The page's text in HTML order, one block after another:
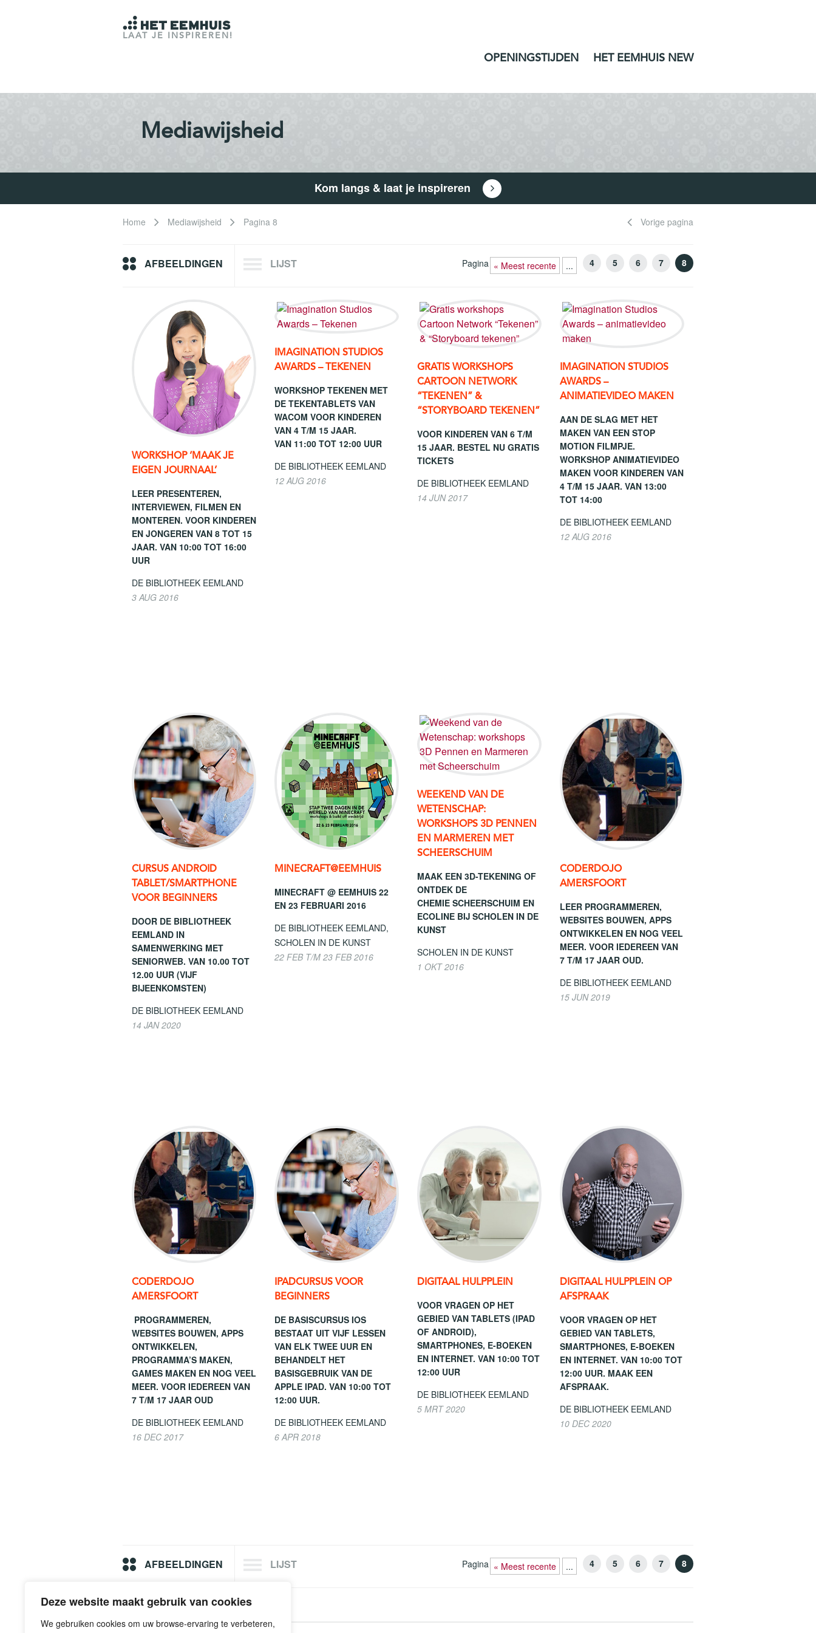
Deze website maakt gebruik van cookies
We gebruiken cookies om uw browse-ervaring te verbeteren,
LAAT JE INSPIREREN!
OPENINGSTIJDEN HET EEMHUIS NEW
Mediawijsheid
Kom langs & laat je inspireren
Home Mediawijsheid Pagina 8 Vorige pagina
AFBEELDINGEN LIJST Pagina « Meest recente ... 4 5 6 7 8
WORKSHOP ‘MAAK JE
EIGEN JOURNAAL’
LEER PRESENTEREN,
INTERVIEWEN, FILMEN EN
MONTEREN. VOOR KINDEREN
EN JONGEREN VAN 8 TOT 15
JAAR. VAN 10:00 TOT 16:00
UUR
DE BIBLIOTHEEK EEMLAND
3 AUG 2016
IMAGINATION STUDIOS
AWARDS – TEKENEN
WORKSHOP TEKENEN MET
DE TEKENTABLETS VAN
WACOM VOOR KINDEREN
VAN 4 T/M 15 JAAR.
VAN 11:00 TOT 12:00 UUR
DE BIBLIOTHEEK EEMLAND
12 AUG 2016
GRATIS WORKSHOPS
CARTOON NETWORK
“TEKENEN” &
“STORYBOARD TEKENEN”
VOOR KINDEREN VAN 6 T/M
15 JAAR. BESTEL NU GRATIS
TICKETS
DE BIBLIOTHEEK EEMLAND
14 JUN 2017
IMAGINATION STUDIOS
AWARDS –
ANIMATIEVIDEO MAKEN
AAN DE SLAG MET HET
MAKEN VAN EEN STOP
MOTION FILMPJE.
WORKSHOP ANIMATIEVIDEO
MAKEN VOOR KINDEREN VAN
4 T/M 15 JAAR. VAN 13:00
TOT 14:00
DE BIBLIOTHEEK EEMLAND
12 AUG 2016
CURSUS ANDROID
TABLET/SMARTPHONE
VOOR BEGINNERS
DOOR DE BIBLIOTHEEK
EEMLAND IN
SAMENWERKING MET
SENIORWEB. VAN 10.00 TOT
12.00 UUR (VIJF
BIJEENKOMSTEN)
DE BIBLIOTHEEK EEMLAND
14 JAN 2020
MINECRAFT@EEMHUIS
MINECRAFT @ EEMHUIS 22
EN 23 FEBRUARI 2016
DE BIBLIOTHEEK EEMLAND,
SCHOLEN IN DE KUNST
22 FEB T/M 23 FEB 2016
WEEKEND VAN DE
WETENSCHAP:
WORKSHOPS 3D PENNEN
EN MARMEREN MET
SCHEERSCHUIM
MAAK EEN 3D-TEKENING OF
ONTDEK DE
CHEMIE SCHEERSCHUIM EN
ECOLINE BIJ SCHOLEN IN DE
KUNST
SCHOLEN IN DE KUNST
1 OKT 2016
CODERDOJO
AMERSFOORT
LEER PROGRAMMEREN,
WEBSITES BOUWEN, APPS
ONTWIKKELEN EN NOG VEEL
MEER. VOOR IEDEREEN VAN
7 T/M 17 JAAR OUD.
DE BIBLIOTHEEK EEMLAND
15 JUN 2019
CODERDOJO
AMERSFOORT
PROGRAMMEREN,
WEBSITES BOUWEN, APPS
ONTWIKKELEN,
PROGRAMMA’S MAKEN,
GAMES MAKEN EN NOG VEEL
MEER. VOOR IEDEREEN VAN
7 T/M 17 JAAR OUD
DE BIBLIOTHEEK EEMLAND
16 DEC 2017
IPADCURSUS VOOR
BEGINNERS
DE BASISCURSUS IOS
BESTAAT UIT VIJF LESSEN
VAN ELK TWEE UUR EN
BEHANDELT HET
BASISGEBRUIK VAN DE
APPLE IPAD. VAN 10:00 TOT
12:00 UUR.
DE BIBLIOTHEEK EEMLAND
6 APR 2018
DIGITAAL HULPPLEIN
VOOR VRAGEN OP HET
GEBIED VAN TABLETS (IPAD
OF ANDROID),
SMARTPHONES, E-BOEKEN
EN INTERNET. VAN 10:00 TOT
12:00 UUR
DE BIBLIOTHEEK EEMLAND
5 MRT 2020
DIGITAAL HULPPLEIN OP
AFSPRAAK
VOOR VRAGEN OP HET
GEBIED VAN TABLETS,
SMARTPHONES, E-BOEKEN
EN INTERNET. VAN 10:00 TOT
12:00 UUR. MAAK EEN
AFSPRAAK.
DE BIBLIOTHEEK EEMLAND
10 DEC 2020
AFBEELDINGEN LIJST Pagina « Meest recente ... 4 5 6 7 8